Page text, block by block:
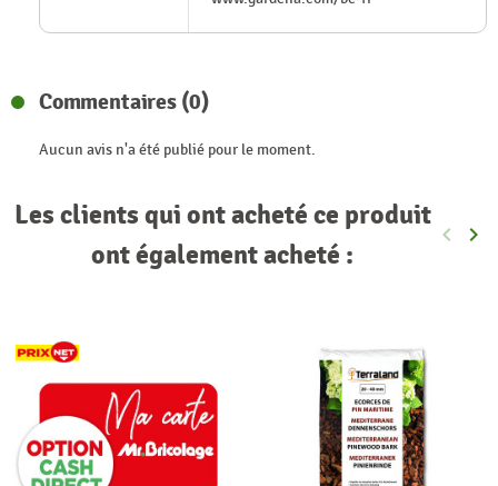
Commentaires (0)
Aucun avis n'a été publié pour le moment.
Les clients qui ont acheté ce produit
ont également acheté :
keyboard_arrow_left keyboard_arrow_right